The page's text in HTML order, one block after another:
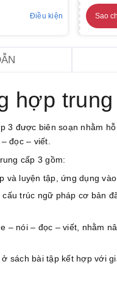
Điều kiện Sao
hợp
3 được biên soạn nhằm
đọc – viết.
cấp 3 gồm:
luyện tập, ứng dụng
trúc ngữ pháp cơ bản
– nói – đọc – viết, nhằm
sách bài tập kết hợp với